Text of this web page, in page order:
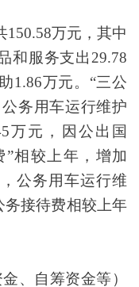
150.58万元，其中
和服务支出29.78
1.86万元。“三公
务用车运行维护
万元，因公出国
”相较上年，增加
公务用车运行维
务接待费相较上年
、自筹资金等）